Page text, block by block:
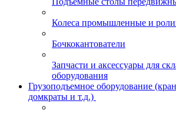
Колеса промышленные и
Бочкокантователи
Запчасти и аксессуары для
оборудования
Грузоподъемное оборудование
домкраты и т.д.)